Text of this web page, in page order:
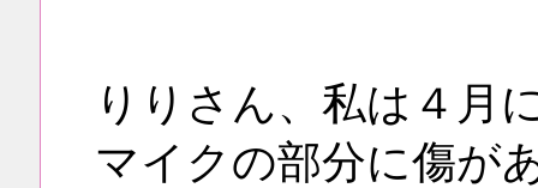
りりさん、私は４月
マイクの部分に傷が